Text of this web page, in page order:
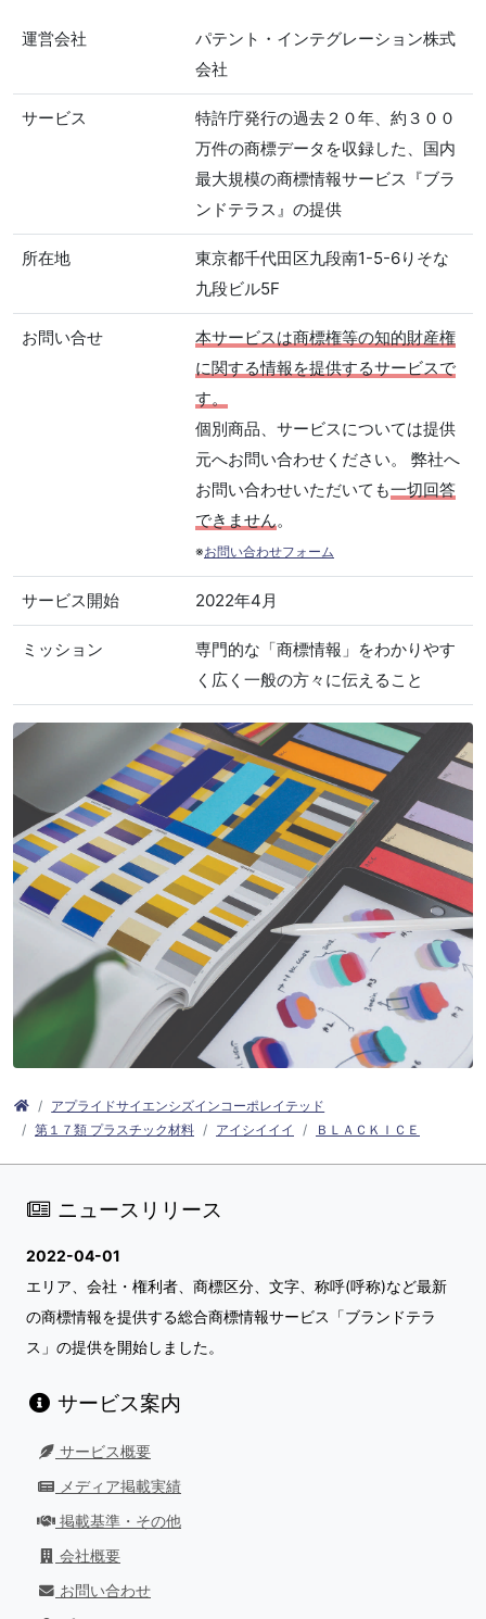
運営会社
パテント・インテグレーション株式
会社
サービス
特許庁発行の過去２０年、約３００
万件の商標データを収録した、国内
最大規模の商標情報サービス『ブラ
ンドテラス』の提供
所在地
東京都千代田区九段南1-5-6りそな
九段ビル5F
お問い合せ
本サービスは商標権等の知的財産権
に関する情報を提供するサービスで
す。
個別商品、サービスについては提供
元へお問い合わせください。 弊社へ
お問い合わせいただいても一切回答
できません。
※お問い合わせフォーム
サービス開始 2022年4月
ミッション
専門的な「商標情報」をわかりやす
く広く一般の方々に伝えること
アプライドサイエンシズインコーポレイテッド
第１７類 プラスチック材料
アイシイイイ ＢＬＡＣＫＩＣＥ
ニュースリリース
2022-04-01
エリア、会社・権利者、商標区分、文字、称呼(呼称)など最新
の商標情報を提供する総合商標情報サービス「ブランドテラ
ス」の提供を開始しました。
サービス案内
サービス概要
メディア掲載実績
掲載基準・その他
会社概要
お問い合わせ